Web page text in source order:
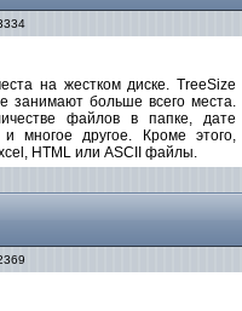
на жестком диске. TreeSize
занимают больше всего места.
файлов в папке, дате
многое другое. Кроме этого,
HTML или ASCII файлы.